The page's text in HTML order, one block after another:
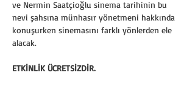
ve Nermin Saatçioğlu sinema tarihinin bu
nevi şahsına münhasır yönetmeni hakkında
konuşurken sinemasını farklı yönlerden ele
alacak.
ETKİNLİK ÜCRETSİZDİR.